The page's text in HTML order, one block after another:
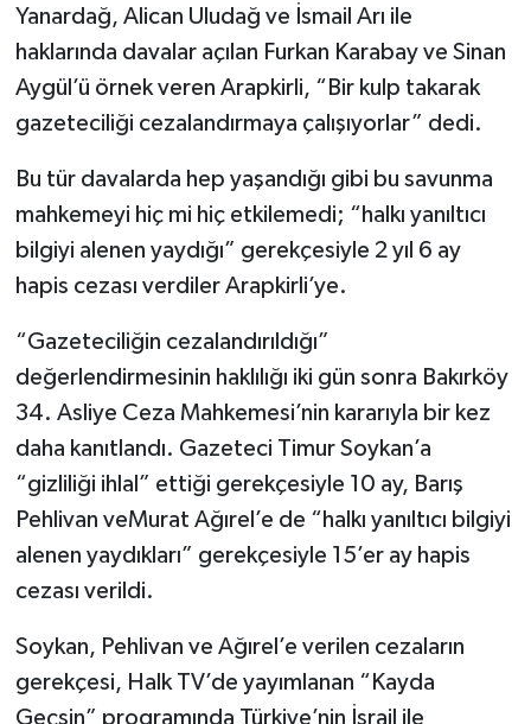
Yanardağ, Alican Uludağ ve İsmail Arı ile
haklarında davalar açılan Furkan Karabay ve Sinan
Aygül’ü örnek veren Arapkirli, “Bir kulp takarak
gazeteciliği cezalandırmaya çalışıyorlar” dedi.
Bu tür davalarda hep yaşandığı gibi bu savunma
mahkemeyi hiç mi hiç etkilemedi; “halkı yanıltıcı
bilgiyi alenen yaydığı” gerekçesiyle 2 yıl 6 ay
hapis cezası verdiler Arapkirli’ye.
“Gazeteciliğin cezalandırıldığı”
değerlendirmesinin haklılığı iki gün sonra Bakırköy
34. Asliye Ceza Mahkemesi’nin kararıyla bir kez
daha kanıtlandı. Gazeteci Timur Soykan’a
“gizliliği ihlal” ettiği gerekçesiyle 10 ay, Barış
Pehlivan veMurat Ağırel’e de “halkı yanıltıcı bilgiyi
alenen yaydıkları” gerekçesiyle 15’er ay hapis
cezası verildi.
Soykan, Pehlivan ve Ağırel’e verilen cezaların
gerekçesi, Halk TV’de yayımlanan “Kayda
Geçsin” programında Türkiye’nin İsrail ile